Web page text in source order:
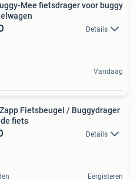
Mee fietsdrager voor buggy
Details
Vandaag
Fietsbeugel / Buggydrager
fiets
Details
Eergisteren